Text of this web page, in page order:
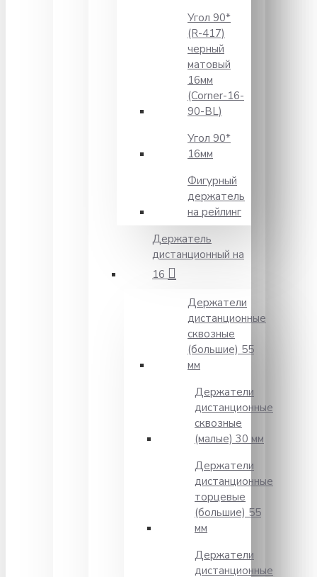
Угол 90*
(R-417)
черный
матовый
16мм
(Corner-16-
90-BL)
Угол 90*
16мм
Фигурный
держатель
на рейлинг
Держатель
дистанционный на
16
Держатели
дистанционные
сквозные
(большие) 55
мм
Держатели
дистанционные
сквозные
(малые) 30 мм
Держатели
дистанционные
торцевые
(большие) 55
мм
Держатели
дистанционные